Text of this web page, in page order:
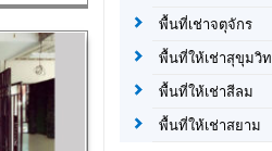
พื้นที่เช่าจตุจักร
พื้นที่ให้เช่าสุขุมวิท
พื้นที่ให้เช่าสีลม
พื้นที่ให้เช่าสยาม